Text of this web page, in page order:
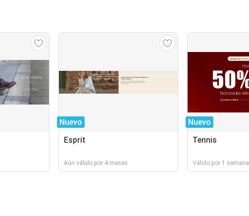
Nuevo
Esprit
Aún válido por 4 meses
Nuevo
Tennis
Válido por 1 semana